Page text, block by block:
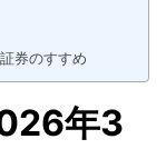
券のすすめ
年3